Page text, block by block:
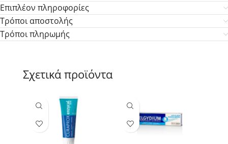
Επιπλέον πληροφορίες
Τρόποι αποστολής
Τρόποι πληρωμής
Σχετικά προϊόντα